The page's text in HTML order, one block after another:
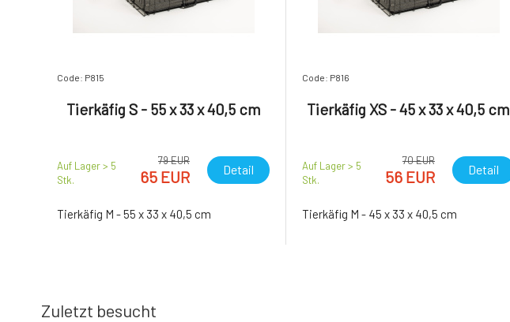
Code: P815
Tierkäfig S - 55 x 33 x 40,5 cm
Auf Lager > 5
Stk.
79 EUR
65 EUR Detail
Tierkäfig M - 55 x 33 x 40,5 cm
Code: P816
Tierkäfig XS - 45 x 33 x 40,5 cm
Auf Lager > 5
Stk.
70 EUR
56 EUR Detail
Tierkäfig M - 45 x 33 x 40,5 cm
Zuletzt besucht